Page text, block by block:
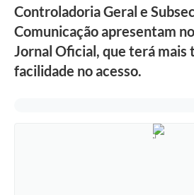
Controladoria Geral e
Comunicação apresentam
Jornal Oficial, que terá mais
facilidade no acesso.